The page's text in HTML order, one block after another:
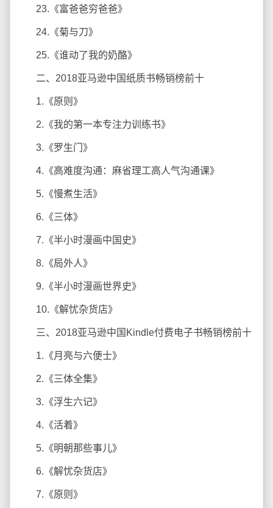
23.《富爸爸穷爸爸》
24.《菊与刀》
25.《谁动了我的奶酪》
二、2018亚马逊中国纸质书畅销榜前十
1.《原则》
2.《我的第一本专注力训练书》
3.《罗生门》
4.《高难度沟通：麻省理工高人气沟通课》
5.《慢煮生活》
6.《三体》
7.《半小时漫画中国史》
8.《局外人》
9.《半小时漫画世界史》
10.《解忧杂货店》
三、2018亚马逊中国Kindle付费电子书畅销榜前十
1.《月亮与六便士》
2.《三体全集》
3.《浮生六记》
4.《活着》
5.《明朝那些事儿》
6.《解忧杂货店》
7.《原则》